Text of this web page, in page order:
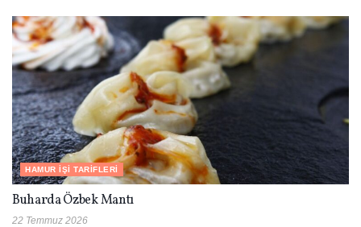
HAMUR İŞI TARIFLERI
Buharda Özbek Mantı
22 Temmuz 2026